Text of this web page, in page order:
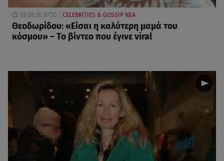
06.08.26, 07:50 CELEBRITIES & GOSSIP ΝΕΑ
Θεοδωρίδου: «Είσαι η καλύτερη μαμά του
κόσμου» – Το βίντεο που έγινε viral